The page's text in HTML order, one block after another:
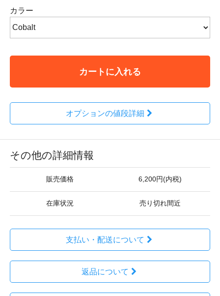
カラー
カートに入れる
オプションの値段詳細
その他の詳細情報
販売価格 6,200円(内税)
在庫状況 売り切れ間近
支払い・配送について
返品について